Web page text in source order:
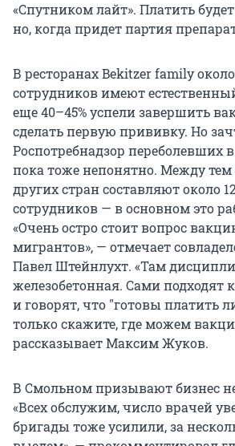
«Спутником лайт». Платить будет
но, когда придет партия
В ресторанах Bekitzer family около
сотрудников имеют
еще 40–45% успели завершить
сделать первую прививку. Но
Роспотребнадзор переболевших в
пока тоже непонятно. Между
других стран составляют около
сотрудников — в основном это
«Очень остро стоит вопрос
мигрантов», — отмечает
Павел Штейнлухт. «Там
железобетонная. Сами
и говорят, что "готовы платить
только скажите, где можем
рассказывает Максим Жуков.
В Смольном призывают бизнес
«Всех обслужим, число врачей
бригады тоже усилили, за